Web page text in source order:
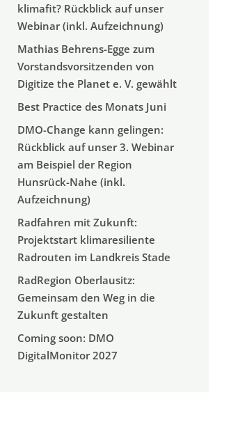
klimafit? Rückblick auf unser
Webinar (inkl. Aufzeichnung)
Mathias Behrens-Egge zum
Vorstandsvorsitzenden von
Digitize the Planet e. V. gewählt
Best Practice des Monats Juni
DMO-Change kann gelingen:
Rückblick auf unser 3. Webinar
am Beispiel der Region
Hunsrück-Nahe (inkl.
Aufzeichnung)
Radfahren mit Zukunft:
Projektstart klimaresiliente
Radrouten im Landkreis Stade
RadRegion Oberlausitz:
Gemeinsam den Weg in die
Zukunft gestalten
Coming soon: DMO
DigitalMonitor 2027